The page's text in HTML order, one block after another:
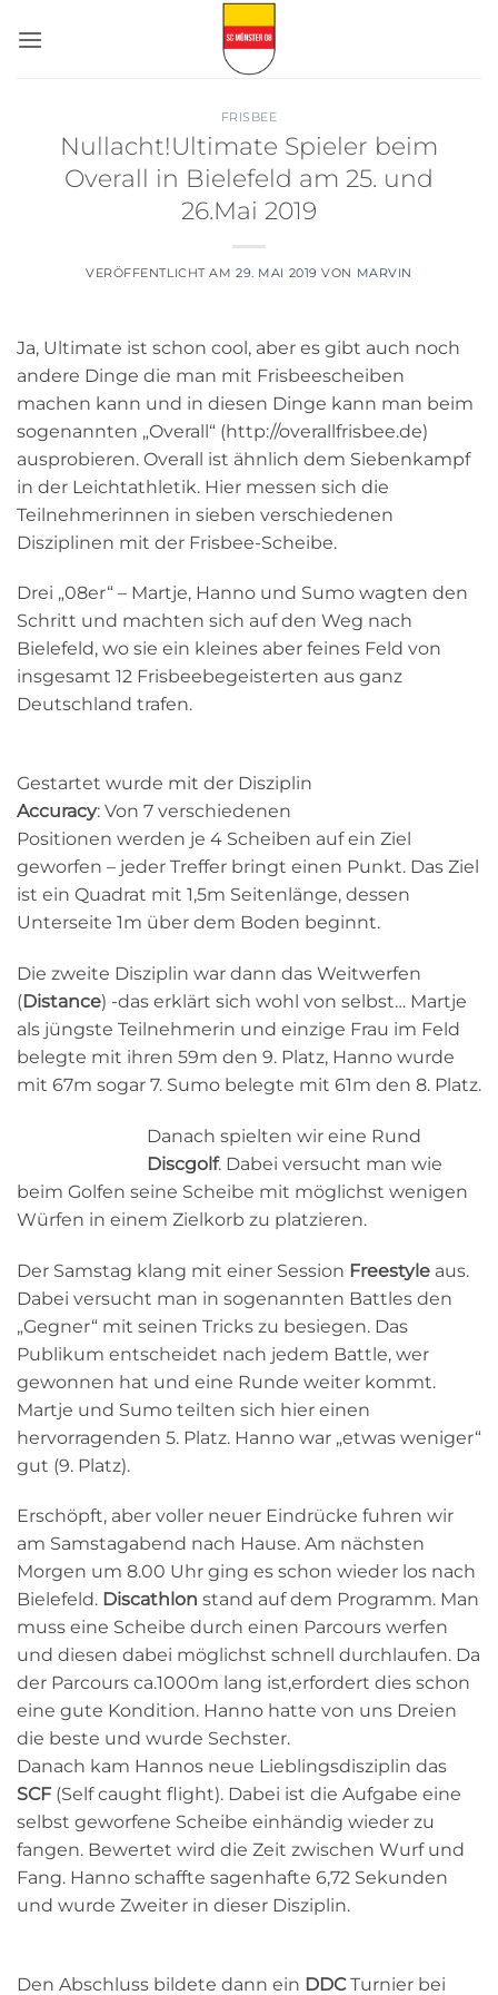
Inhalt
FRISBEE
Nullacht!Ultimate Spieler beim
Overall in Bielefeld am 25. und
26.Mai 2019
VERÖFFENTLICHT AM29. MAI 2019 VON MARVIN
Ja, Ultimate ist schon cool, aber es gibt auch noch
andere Dinge die man mit Frisbeescheiben
machen kann und in diesen Dinge kann man beim
sogenannten „Overall“ (http://overallfrisbee.de)
ausprobieren. Overall ist ähnlich dem Siebenkampf
in der Leichtathletik. Hier messen sich die
Teilnehmerinnen in sieben verschiedenen
Disziplinen mit der Frisbee-Scheibe.
Drei „08er“ – Martje, Hanno und Sumo wagten den
Schritt und machten sich auf den Weg nach
Bielefeld, wo sie ein kleines aber feines Feld von
insgesamt 12 Frisbeebegeisterten aus ganz
Deutschland trafen.
Gestartet wurde mit der Disziplin
Accuracy: Von 7 verschiedenen
Positionen werden je 4 Scheiben auf ein Ziel
geworfen – jeder Treffer bringt einen Punkt. Das Ziel
ist ein Quadrat mit 1,5m Seitenlänge, dessen
Unterseite 1m über dem Boden beginnt.
Die zweite Disziplin war dann das Weitwerfen
(Distance) -das erklärt sich wohl von selbst… Martje
als jüngste Teilnehmerin und einzige Frau im Feld
belegte mit ihren 59m den 9. Platz, Hanno wurde
mit 67m sogar 7. Sumo belegte mit 61m den 8. Platz.
Danach spielten wir eine Rund
Discgolf. Dabei versucht man wie
beim Golfen seine Scheibe mit möglichst wenigen
Würfen in einem Zielkorb zu platzieren.
Der Samstag klang mit einer Session Freestyle aus.
Dabei versucht man in sogenannten Battles den
„Gegner“ mit seinen Tricks zu besiegen. Das
Publikum entscheidet nach jedem Battle, wer
gewonnen hat und eine Runde weiter kommt.
Martje und Sumo teilten sich hier einen
hervorragenden 5. Platz. Hanno war „etwas weniger“
gut (9. Platz).
Erschöpft, aber voller neuer Eindrücke fuhren wir
am Samstagabend nach Hause. Am nächsten
Morgen um 8.00 Uhr ging es schon wieder los nach
Bielefeld. Discathlon stand auf dem Programm. Man
muss eine Scheibe durch einen Parcours werfen
und diesen dabei möglichst schnell durchlaufen. Da
der Parcours ca.1000m lang ist,erfordert dies schon
eine gute Kondition. Hanno hatte von uns Dreien
die beste und wurde Sechster.
Danach kam Hannos neue Lieblingsdisziplin das
SCF(Self caught flight). Dabei ist die Aufgabe eine
selbst geworfene Scheibe einhändig wieder zu
fangen. Bewertet wird die Zeit zwischen Wurf und
Fang. Hanno schaffte sagenhafte 6,72 Sekunden
und wurde Zweiter in dieser Disziplin.
Den Abschluss bildete dann ein DDCTurnier bei